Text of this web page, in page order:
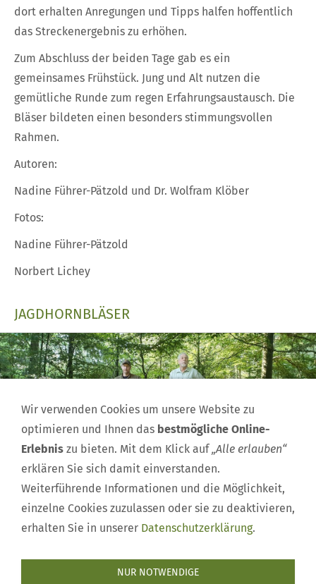
dort erhalten Anregungen und Tipps halfen hoffentlich
das Streckenergebnis zu erhöhen.
Zum Abschluss der beiden Tage gab es ein
gemeinsames Frühstück. Jung und Alt nutzen die
gemütliche Runde zum regen Erfahrungsaustausch. Die
Bläser bildeten einen besonders stimmungsvollen
Rahmen.
Autoren:
Nadine Führer-Pätzold und Dr. Wolfram Klöber
Fotos:
Nadine Führer-Pätzold
Norbert Lichey
JAGDHORNBLÄSER
Wir verwenden Cookies um unsere Website zu
optimieren und Ihnen das bestmögliche Online-
Erlebnis zu bieten. Mit dem Klick auf„Alle erlauben“
erklären Sie sich damit einverstanden.
Weiterführende Informationen und die Möglichkeit,
einzelne Cookies zuzulassen oder sie zu deaktivieren,
erhalten Sie in unserer Datenschutzerklärung.
NUR NOTWENDIGE